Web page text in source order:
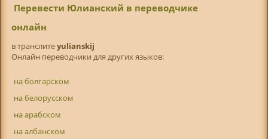
Перевести Юлианский в переводчике
онлайн
в транслитeyulianskij
Онлайн переводчики для других языков:
на болгарском
на белорусском
на арабском
на албанском